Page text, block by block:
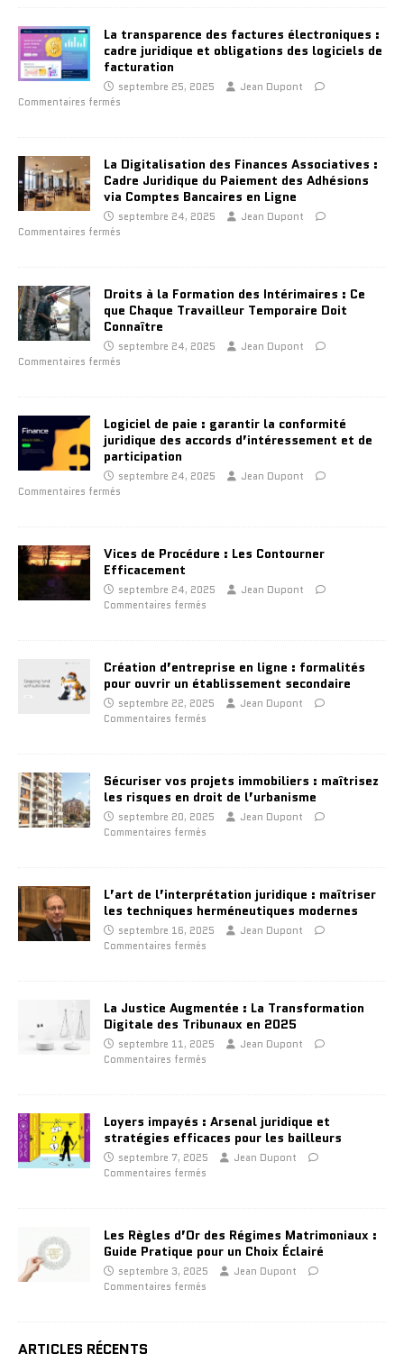
La transparence des factures électroniques :
cadre juridique et obligations des logiciels de
facturation
septembre 25, 2025
Jean Dupont
Commentaires fermés
La Digitalisation des Finances Associatives :
Cadre Juridique du Paiement des Adhésions
via Comptes Bancaires en Ligne
septembre 24, 2025
Jean Dupont
Commentaires fermés
Droits à la Formation des Intérimaires : Ce
que Chaque Travailleur Temporaire Doit
Connaître
septembre 24, 2025
Jean Dupont
Commentaires fermés
Logiciel de paie : garantir la conformité
juridique des accords d’intéressement et de
participation
septembre 24, 2025
Jean Dupont
Commentaires fermés
Vices de Procédure : Les Contourner
Efficacement
septembre 24, 2025
Jean Dupont
Commentaires fermés
Création d’entreprise en ligne : formalités
pour ouvrir un établissement secondaire
septembre 22, 2025
Jean Dupont
Commentaires fermés
Sécuriser vos projets immobiliers : maîtrisez
les risques en droit de l’urbanisme
septembre 20, 2025
Jean Dupont
Commentaires fermés
L’art de l’interprétation juridique : maîtriser
les techniques herméneutiques modernes
septembre 16, 2025
Jean Dupont
Commentaires fermés
La Justice Augmentée : La Transformation
Digitale des Tribunaux en 2025
septembre 11, 2025
Jean Dupont
Commentaires fermés
Loyers impayés : Arsenal juridique et
stratégies efficaces pour les bailleurs
septembre 7, 2025
Jean Dupont
Commentaires fermés
Les Règles d’Or des Régimes Matrimoniaux :
Guide Pratique pour un Choix Éclairé
septembre 3, 2025
Jean Dupont
Commentaires fermés
ARTICLES RÉCENTS